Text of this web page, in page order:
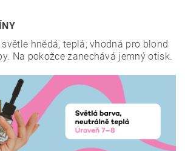
světle hnědá, teplá; vhodná pro blond
Na pokožce zanechává jemný otisk.